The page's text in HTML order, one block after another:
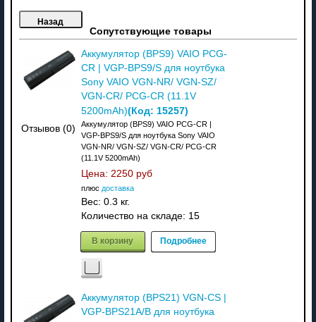
Сопутствующие товары
Отзывов (0)
Аккумулятор (BPS9) VAIO PCG-
CR | VGP-BPS9/S для ноутбука
Sony VAIO VGN-NR/ VGN-SZ/
VGN-CR/ PCG-CR (11.1V
5200mAh)(Код: 15257)
Аккумулятор (BPS9) VAIO PCG-CR |
VGP-BPS9/S для ноутбука Sony VAIO
VGN-NR/ VGN-SZ/ VGN-CR/ PCG-CR
(11.1V 5200mAh)
Цена: 2250 руб
плюс доставка
Вес: 0.3 кг.
Количество на складе: 15
В корзину Подробнее
Аккумулятор (BPS21) VGN-CS |
VGP-BPS21A/B для ноутбука